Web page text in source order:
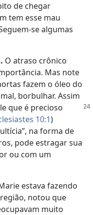
de chegar
tem esse mau
se algumas
O atraso crônico
Mas note
fazem o óleo do
borbulhar. Assim
que é precioso
10:1)
na forma de
pode estragar sua
ou com um
estava fazendo
notou que
muito